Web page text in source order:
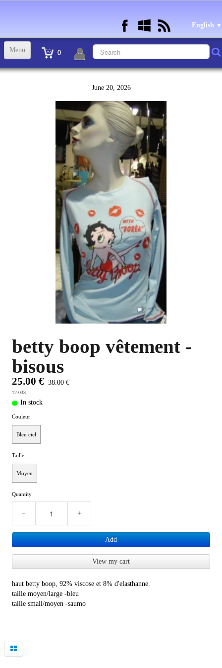
English ▼
0
Menu
STATUETTES BD RESINE et PLOMB▼
ANDRE FRANQUIN OBJETS ET VETEMENTS▼
BECASSINE OU BETTY BOOP OBJETS ET VETEMENTS
TEX AVERY OBJETS ET VETEMENTS
WARNER OBJETS ET VETEMENTS▼
PLUS D'OBJETS ET VETEMENTS BD▼
IDEES CADEAUX ET PLUS▼
June 20, 2026
betty boop vêtement -
bisous
25.00 € 38.00 €
12-033
In stock
Couleur
Bleu ciel
Taille
Moyen
Quantity
− +
Add
View my cart
haut betty boop, 92% viscose et 8% d'elasthanne.
taille moyen/large -bleu
taille small/moyen -saumo